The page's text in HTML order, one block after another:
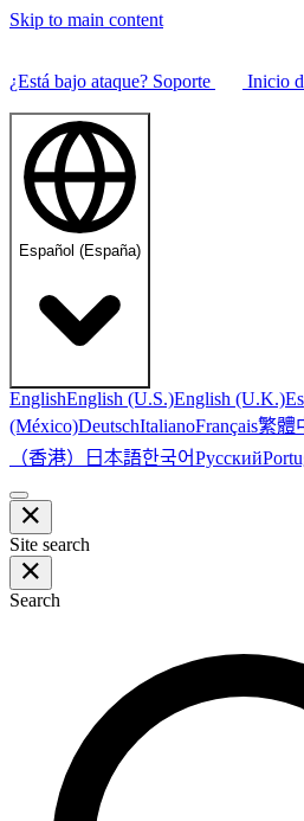
Skip to main content
¿Está bajo ataque? Soporte Inicio
Español (España)
EnglishEnglish (U.S.)English (U.K.)
(México)DeutschItalianoFrançais繁體
（香港） 日本語한국어Русский
Site search
Search